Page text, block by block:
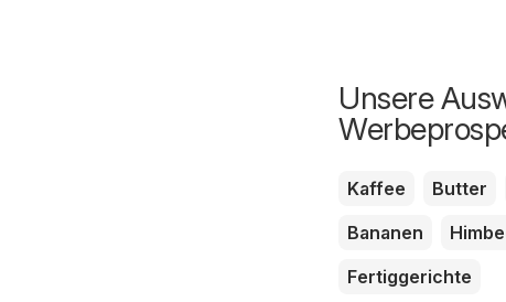
Unsere
Kaffee Butter
Bananen
Fertiggerichte